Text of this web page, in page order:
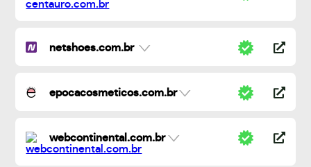
netshoes.com.br
epocacosmeticos.com.br
webcontinental.com.br